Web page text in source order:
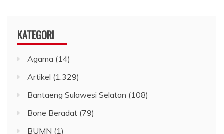
KATEGORI
Agama (14)
Artikel (1.329)
Bantaeng Sulawesi Selatan (108)
Bone Beradat (79)
BUMN (1)